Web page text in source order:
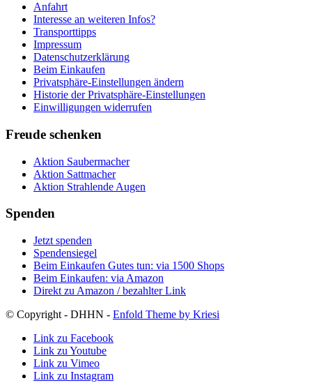
Anfahrt
Interesse an weiteren Infos?
Transporttipps
Impressum
Datenschutzerklärung
Beim Einkaufen
Privatsphäre-Einstellungen ändern
Historie der Privatsphäre-Einstellungen
Einwilligungen widerrufen
Freude schenken
Aktion Saubermacher
Aktion Sattmacher
Aktion Strahlende Augen
Spenden
Jetzt spenden
Spendensiegel
Beim Einkaufen Gutes tun: via 1500 Shops
Beim Einkaufen: via Amazon
Direkt zu Amazon / bezahlter Link
© Copyright - DHHN - Enfold Theme by Kriesi
Link zu Facebook
Link zu Youtube
Link zu Vimeo
Link zu Instagram